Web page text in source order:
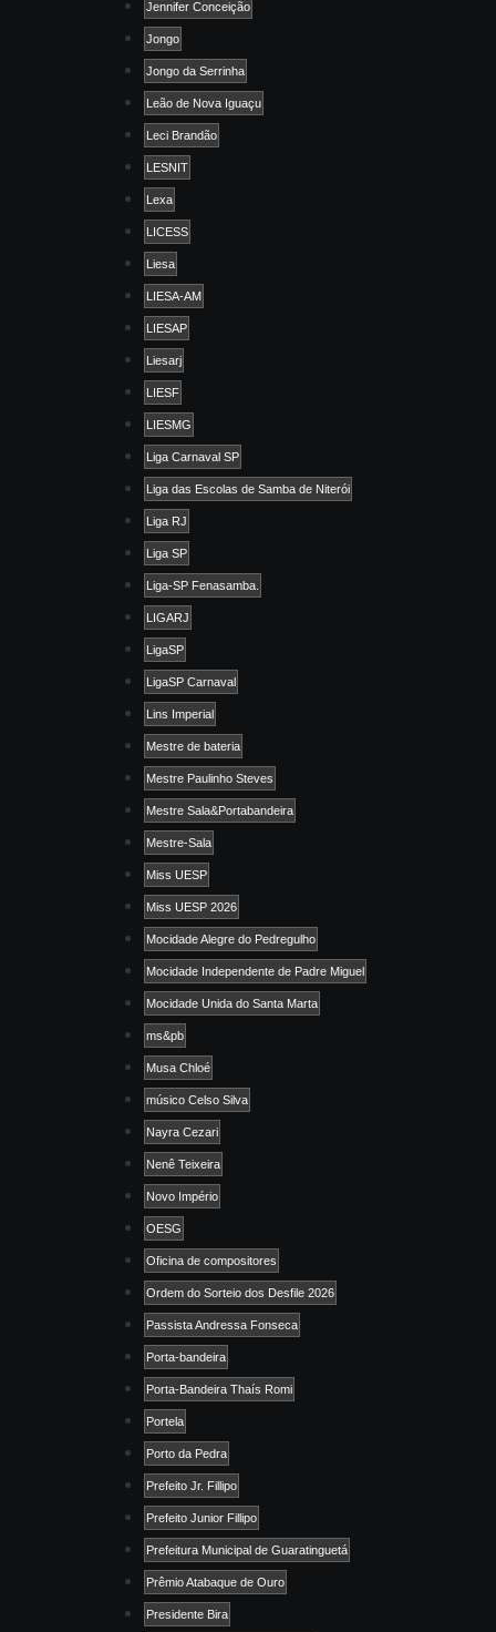
Jennifer Conceição
Jongo
Jongo da Serrinha
Leão de Nova Iguaçu
Leci Brandão
LESNIT
Lexa
LICESS
Liesa
LIESA-AM
LIESAP
Liesarj
LIESF
LIESMG
Liga Carnaval SP
Liga das Escolas de Samba de Niterói
Liga RJ
Liga SP
Liga-SP Fenasamba.
LIGARJ
LigaSP
LigaSP Carnaval
Lins Imperial
Mestre de bateria
Mestre Paulinho Steves
Mestre Sala&Portabandeira
Mestre-Sala
Miss UESP
Miss UESP 2026
Mocidade Alegre do Pedregulho
Mocidade Independente de Padre Miguel
Mocidade Unida do Santa Marta
ms&pb
Musa Chloé
músico Celso Silva
Nayra Cezari
Nenê Teixeira
Novo Império
OESG
Oficina de compositores
Ordem do Sorteio dos Desfile 2026
Passista Andressa Fonseca
Porta-bandeira
Porta-Bandeira Thaís Romi
Portela
Porto da Pedra
Prefeito Jr. Fillipo
Prefeito Junior Fillipo
Prefeitura Municipal de Guaratinguetá
Prêmio Atabaque de Ouro
Presidente Bira